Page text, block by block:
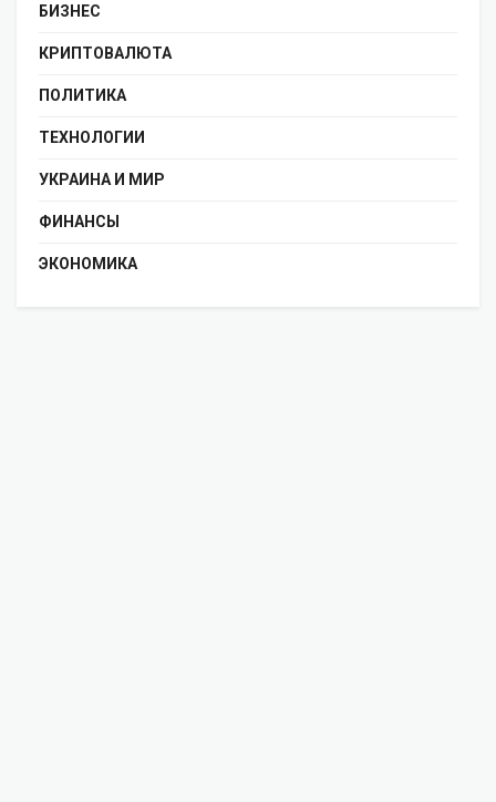
БИЗНЕС
КРИПТОВАЛЮТА
ПОЛИТИКА
ТЕХНОЛОГИИ
УКРАИНА И МИР
ФИНАНСЫ
ЭКОНОМИКА